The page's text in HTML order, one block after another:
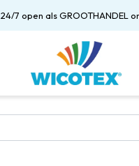
24/7 open als GROOTHANDEL